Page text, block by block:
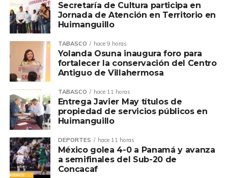
Secretaría de Cultura participa en
Jornada de Atención en Territorio en
Huimanguillo
TABASCO hace 9 horas
Yolanda Osuna inaugura foro para
fortalecer la conservación del Centro
Antiguo de Villahermosa
TABASCO hace 11 horas
Entrega Javier May títulos de
propiedad de servicios públicos en
Huimanguillo
DEPORTES hace 11 horas
México golea 4-0 a Panamá y avanza
a semifinales del Sub-20 de
Concacaf